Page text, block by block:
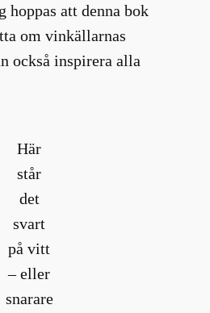
hoppas att denna bok
om vinkällarnas
också inspirera alla
Här
står
det
svart
på vitt
– eller
snarare